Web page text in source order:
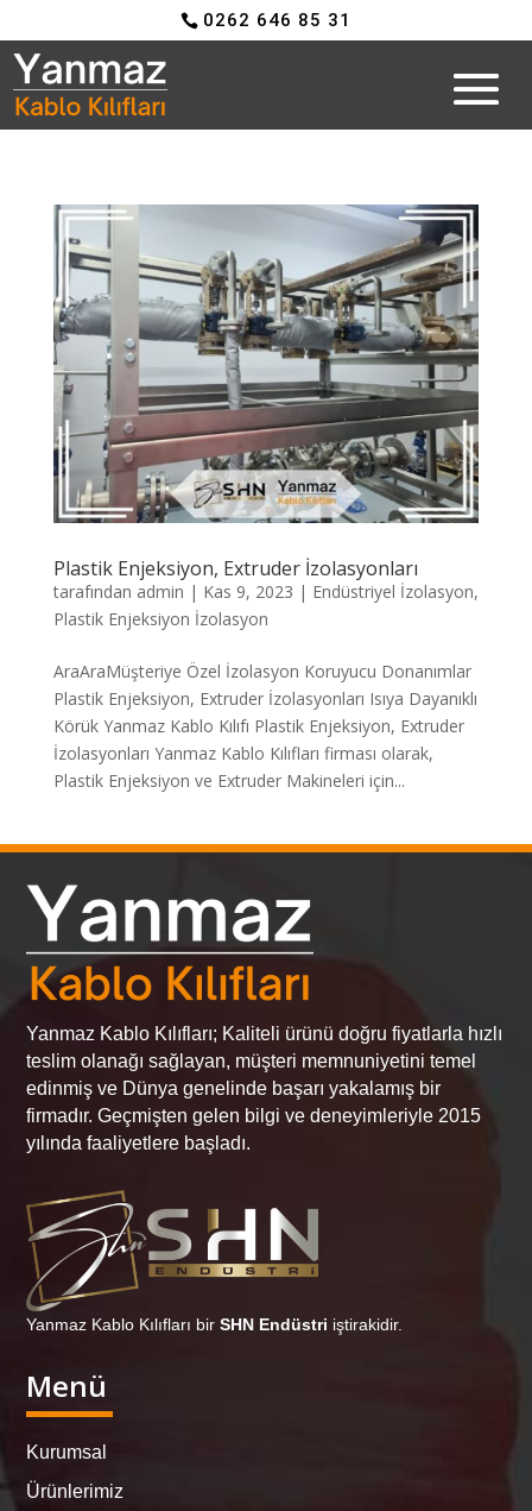
0262 646 85 31
Plastik Enjeksiyon, Extruder İzolasyonları
tarafından admin | Kas 9, 2023 | Endüstriyel İzolasyon,
Plastik Enjeksiyon İzolasyon
AraAraMüşteriye Özel İzolasyon Koruyucu Donanımlar
Plastik Enjeksiyon, Extruder İzolasyonları Isıya Dayanıklı
Körük Yanmaz Kablo Kılıfı Plastik Enjeksiyon, Extruder
İzolasyonları Yanmaz Kablo Kılıfları firması olarak,
Plastik Enjeksiyon ve Extruder Makineleri için...
Yanmaz Kablo Kılıfları; Kaliteli ürünü doğru fiyatlarla hızlı
teslim olanağı sağlayan, müşteri memnuniyetini temel
edinmiş ve Dünya genelinde başarı yakalamış bir
firmadır. Geçmişten gelen bilgi ve deneyimleriyle 2015
yılında faaliyetlere başladı.
Yanmaz Kablo Kılıfları birSHN Endüstri iştirakidir.
Menü
Kurumsal
Ürünlerimiz